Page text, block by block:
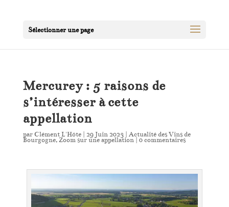
Sélectionner une page
Mercurey : 5 raisons de
s’intéresser à cette
appellation
parClément L'Hôte| 29 Juin 2023| Actualité des Vins de
Bourgogne,Zoom sur une appellation| 0 commentaires